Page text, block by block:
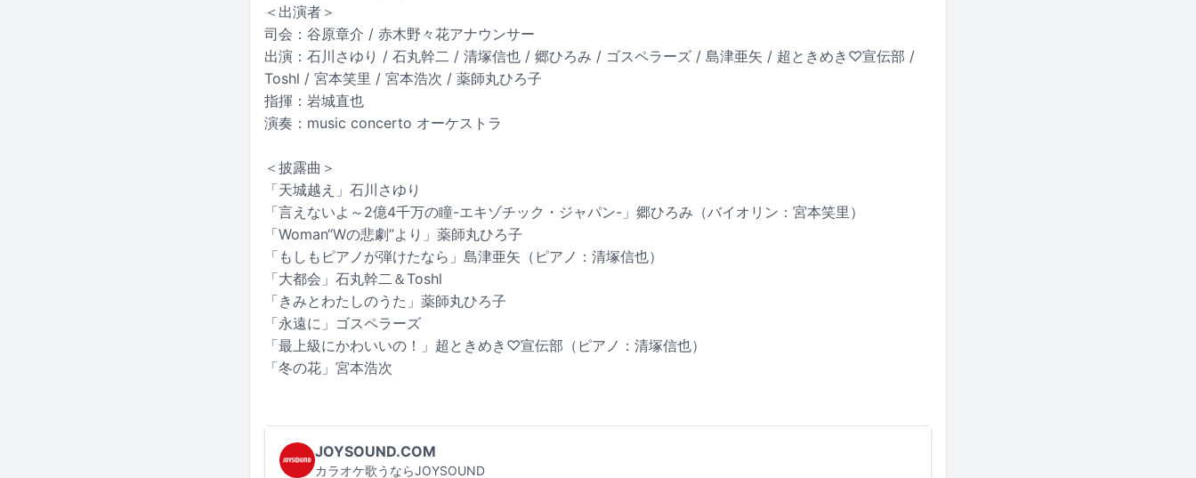
＜出演者＞
司会：谷原章介 / 赤木野々花アナウンサー
出演：石川さゆり / 石丸幹二 / 清塚信也 / 郷ひろみ / ゴスペラーズ / 島津亜矢 / 超ときめき♡宣伝部 /
Toshl / 宮本笑里 / 宮本浩次 / 薬師丸ひろ子
指揮：岩城直也
演奏：music concerto オーケストラ
＜披露曲＞
「天城越え」石川さゆり
「言えないよ～2億4千万の瞳-エキゾチック・ジャパン-」郷ひろみ（バイオリン：宮本笑里）
「Woman“Wの悲劇”より」薬師丸ひろ子
「もしもピアノが弾けたなら」島津亜矢（ピアノ：清塚信也）
「大都会」石丸幹二＆Toshl
「きみとわたしのうた」薬師丸ひろ子
「永遠に」ゴスペラーズ
「最上級にかわいいの！」超ときめき♡宣伝部（ピアノ：清塚信也）
「冬の花」宮本浩次
JOYSOUND.COM
カラオケ歌うならJOYSOUND